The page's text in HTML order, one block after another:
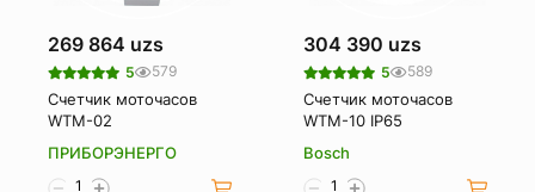
269 864 uzs
5 579
Счетчик моточасов
WTM-02
ПРИБОРЭНЕРГО
304 390 uzs
5 589
Счетчик моточасов
WTM-10 IP65
Bosch